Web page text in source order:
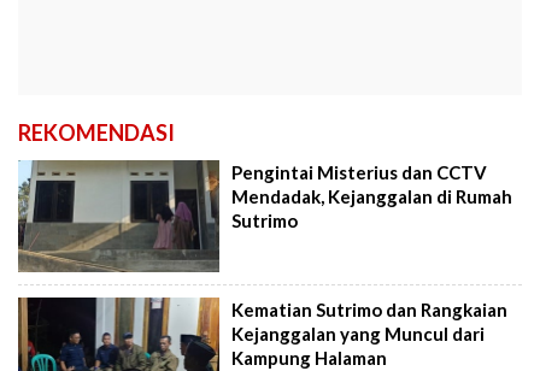
REKOMENDASI
Pengintai Misterius dan CCTV
Mendadak, Kejanggalan di Rumah
Sutrimo
Kematian Sutrimo dan Rangkaian
Kejanggalan yang Muncul dari
Kampung Halaman